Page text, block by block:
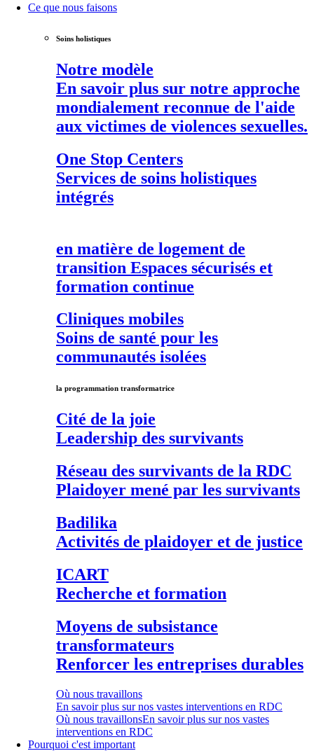
Ce que nous faisons
Soins holistiques
Notre modèle
En savoir plus sur notre approche
mondialement reconnue de l'aide
aux victimes de violences sexuelles.
One Stop Centers
Services de soins holistiques
intégrés
en matière de logement de
transition Espaces sécurisés et
formation continue
Cliniques mobiles
Soins de santé pour les
communautés isolées
la programmation transformatrice
Cité de la joie
Leadership des survivants
Réseau des survivants de la RDC
Plaidoyer mené par les survivants
Badilika
Activités de plaidoyer et de justice
ICART
Recherche et formation
Moyens de subsistance
transformateurs
Renforcer les entreprises durables
Où nous travaillons
En savoir plus sur nos vastes interventions en RDC
Où nous travaillonsEn savoir plus sur nos vastes
interventions en RDC
Pourquoi c'est important